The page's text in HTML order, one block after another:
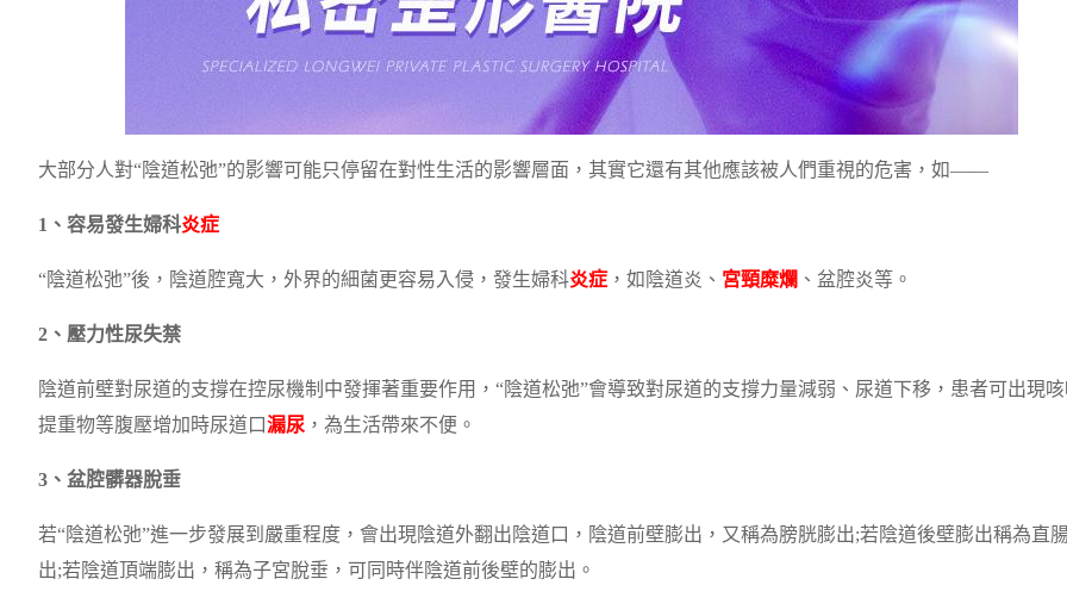
大部分人對“陰道松弛”的影響可能只停留在對性生活的影響層面，其實它還有其他應該被人們重視的危害，如——
1、容易發生婦科炎症
“陰道松弛”後，陰道腔寬大，外界的細菌更容易入侵，發生婦科炎症 ，如陰道炎、 宮頸糜爛 、盆腔炎等。
2、壓力性尿失禁
陰道前壁對尿道的支撐在控尿機制中發揮著重要作用，“陰道松弛”會導致對尿道的支撐力量減弱、尿道下移，患者可出現
提重物等腹壓增加時尿道口漏尿 ，為生活帶來不便。
3、盆腔髒器脫垂
若“陰道松弛”進一步發展到嚴重程度，會出現陰道外翻出陰道口，陰道前壁膨出，又稱為膀胱膨出;若陰道後壁膨出稱為直
出;若陰道頂端膨出，稱為子宮脫垂，可同時伴陰道前後壁的膨出。